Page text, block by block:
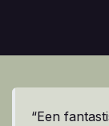
“Een